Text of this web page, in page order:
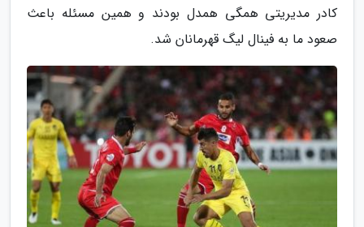
کادر مدیریتی همگی همدل بودند و همین مسئله باعث
صعود ما به فینال لیگ قهرمانان شد.